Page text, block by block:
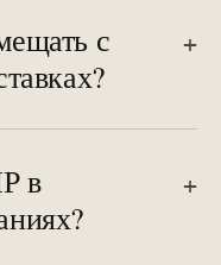
с
+
до- и после-
70% контактов
брендинг
в
+